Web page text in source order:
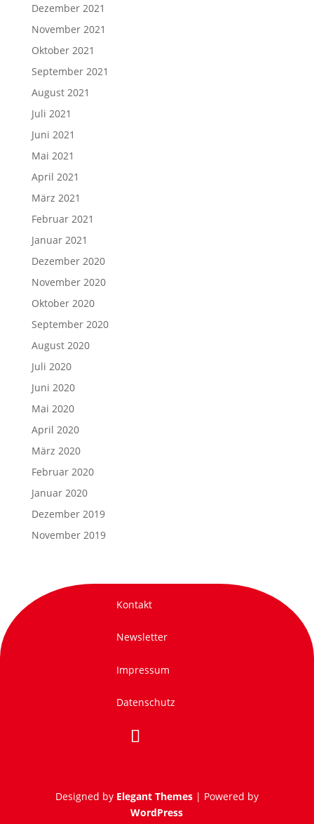
Dezember 2021
November 2021
Oktober 2021
September 2021
August 2021
Juli 2021
Juni 2021
Mai 2021
April 2021
März 2021
Februar 2021
Januar 2021
Dezember 2020
November 2020
Oktober 2020
September 2020
August 2020
Juli 2020
Juni 2020
Mai 2020
April 2020
März 2020
Februar 2020
Januar 2020
Dezember 2019
November 2019
Kontakt
Newsletter
Impressum
Datenschutz
Designed by Elegant Themes| Powered by
WordPress